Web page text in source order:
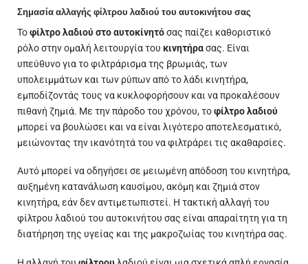
Σημασία αλλαγής φίλτρου λαδιού του αυτοκινήτου σας
Τοφίλτρο λαδιού στο αυτοκίνητόσας παίζει καθοριστικό
ρόλο στην ομαλή λειτουργία του κινητήρασας. Είναι
υπεύθυνο για το φιλτράρισμα της βρωμιάς, των
υπολειμμάτων και των ρύπων από το λάδι κινητήρα,
εμποδίζοντάς τους να κυκλοφορήσουν και να προκαλέσουν
πιθανή ζημιά. Με την πάροδο του χρόνου, τοφίλτρο λαδιού
μπορεί να βουλώσει και να είναι λιγότερο αποτελεσματικό,
μειώνοντας την ικανότητά του να φιλτράρει τις ακαθαρσίες.
Αυτό μπορεί να οδηγήσει σε μειωμένη απόδοση του κινητήρα,
αυξημένη κατανάλωση καυσίμου, ακόμη και ζημιά στον
κινητήρα, εάν δεν αντιμετωπιστεί. Η τακτική αλλαγή του
φίλτρου λαδιού του αυτοκινήτου σας είναι απαραίτητη για τη
διατήρηση της υγείας και της μακροζωίας του κινητήρα σας.